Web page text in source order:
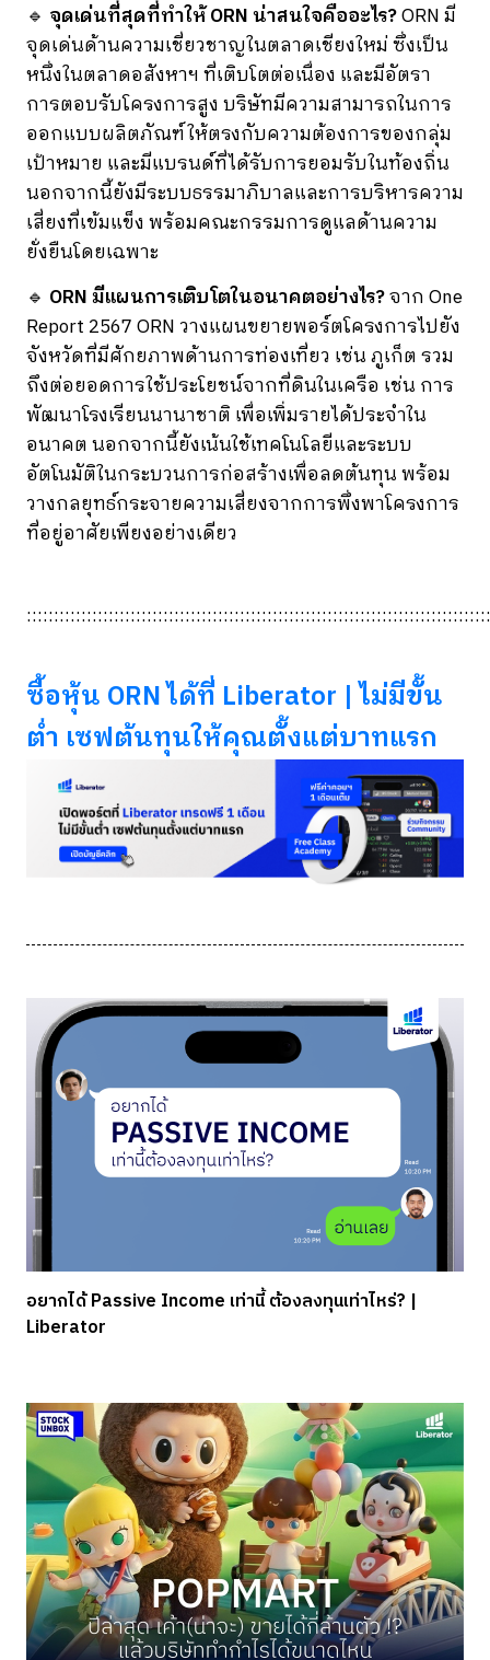
🔹 จุดเด่นที่สุดที่ทำให้ ORN น่าสนใจคืออะไร?ORN มี
จุดเด่นด้านความเชี่ยวชาญในตลาดเชียงใหม่ ซึ่งเป็น
หนึ่งในตลาดอสังหาฯ ที่เติบโตต่อเนื่อง และมีอัตรา
การตอบรับโครงการสูง บริษัทมีความสามารถในการ
ออกแบบผลิตภัณฑ์ให้ตรงกับความต้องการของกลุ่ม
เป้าหมาย และมีแบรนด์ที่ได้รับการยอมรับในท้องถิ่น
นอกจากนี้ยังมีระบบธรรมาภิบาลและการบริหารความ
เสี่ยงที่เข้มแข็ง พร้อมคณะกรรมการดูแลด้านความ
ยั่งยืนโดยเฉพาะ
🔹 ORN มีแผนการเติบโตในอนาคตอย่างไร?จาก One
Report 2567 ORN วางแผนขยายพอร์ตโครงการไปยัง
จังหวัดที่มีศักยภาพด้านการท่องเที่ยว เช่น ภูเก็ต รวม
ถึงต่อยอดการใช้ประโยชน์จากที่ดินในเครือ เช่น การ
พัฒนาโรงเรียนนานาชาติ เพื่อเพิ่มรายได้ประจำใน
อนาคต นอกจากนี้ยังเน้นใช้เทคโนโลยีและระบบ
อัตโนมัติในกระบวนการก่อสร้างเพื่อลดต้นทุน พร้อม
วางกลยุทธ์กระจายความเสี่ยงจากการพึ่งพาโครงการ
ที่อยู่อาศัยเพียงอย่างเดียว
ซื้อหุ้น ORN ได้ที่ Liberator | ไม่มีขั้น
ต่ำ เซฟต้นทุนให้คุณตั้งแต่บาทแรก
อยากได้ Passive Income เท่านี้ ต้องลงทุนเท่าไหร่? |
Liberator